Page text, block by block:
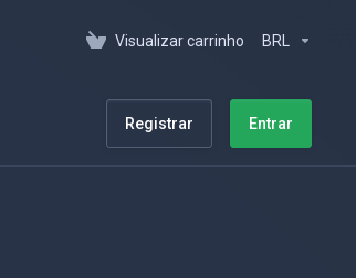
Visualizar carrinho BRL
Registrar Entrar